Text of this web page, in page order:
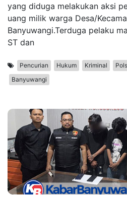
yang diduga melakukan aksi
uang milik warga Desa/
Banyuwangi.Terduga pelaku
ST dan
Pencurian Hukum Kriminal
Banyuwangi